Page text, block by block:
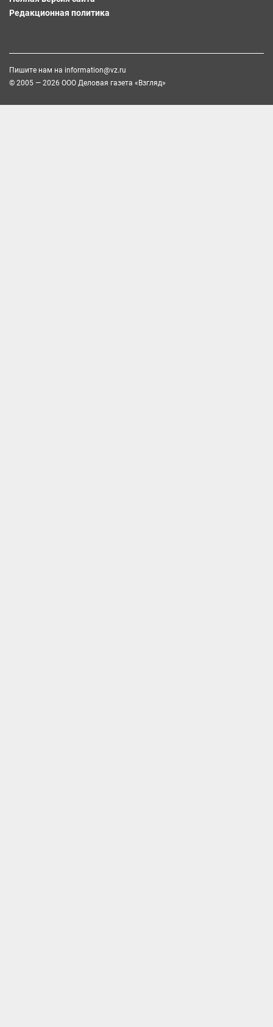
Редакционная политика
Пишите нам на information@vz.ru
© 2005 — 2026 ООО Деловая газета «Взгляд»